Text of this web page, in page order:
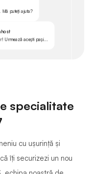
Mă puteți ajuta?
Urmează acești pași...
specialitate
cu ușurință și
îți securizezi un nou